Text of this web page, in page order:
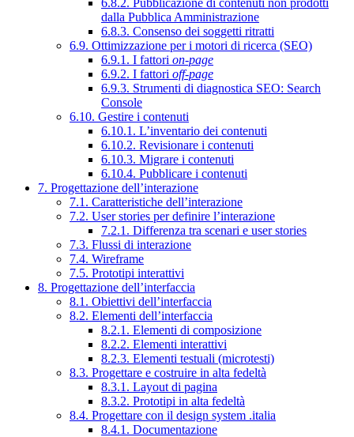
dalla Pubblica Amministrazione
6.8.3. Consenso dei soggetti ritratti
6.9. Ottimizzazione per i motori di ricerca (SEO)
6.9.1. I fattori on-page
6.9.2. I fattori off-page
6.9.3. Strumenti di diagnostica SEO: Search
Console
6.10. Gestire i contenuti
6.10.1. L’inventario dei contenuti
6.10.2. Revisionare i contenuti
6.10.3. Migrare i contenuti
6.10.4. Pubblicare i contenuti
7. Progettazione dell’interazione
7.1. Caratteristiche dell’interazione
7.2. User stories per definire l’interazione
7.2.1. Differenza tra scenari e user stories
7.3. Flussi di interazione
7.4. Wireframe
7.5. Prototipi interattivi
8. Progettazione dell’interfaccia
8.1. Obiettivi dell’interfaccia
8.2. Elementi dell’interfaccia
8.2.1. Elementi di composizione
8.2.2. Elementi interattivi
8.2.3. Elementi testuali (microtesti)
8.3. Progettare e costruire in alta fedeltà
8.3.1. Layout di pagina
8.3.2. Prototipi in alta fedeltà
8.4. Progettare con il design system .italia
8.4.1. Documentazione